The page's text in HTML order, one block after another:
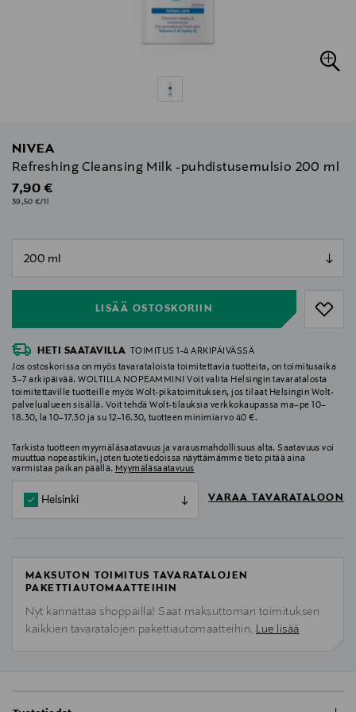
NIVEA
Refreshing Cleansing Milk -puhdistusemulsio 200 ml
Original Price
7,90 €
39,50 €/1l
LISÄÄ OSTOSKORIIN
null
HETI SAATAVILLA
TOIMITUS 1-4 ARKIPÄIVÄSSÄ
Jos ostoskorissa on myös tavarataloista toimitettavia tuotteita, on toimitusaika
3–7 arkipäivää. WOLTILLA NOPEAMMIN! Voit valita Helsingin tavaratalosta
toimitettaville tuotteille myös Wolt-pikatoimituksen, jos tilaat Helsingin Wolt-
palvelualueen sisällä. Voit tehdä Wolt-tilauksia verkkokaupassa ma–pe 10–
18.30, la 10–17.30 ja su 12–16.30, tuotteen minimiarvo 40 €.
Tarkista tuotteen myymäläsaatavuus ja varausmahdollisuus alta. Saatavuus voi
muuttua nopeastikin, joten tuotetiedoissa näyttämämme tieto pitää aina
varmistaa paikan päällä. Myymäläsaatavuus
Helsinki VARAA TAVARATALOON
MAKSUTON TOIMITUS TAVARATALOJEN
PAKETTIAUTOMAATTEIHIN
Nyt kannattaa shoppailla! Saat maksuttoman toimituksen
kaikkien tavaratalojen pakettiautomaatteihin. Lue lisää